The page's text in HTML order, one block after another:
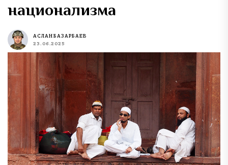
национализма
АСЛАН БАЗАРБАЕВ
23.06.2025